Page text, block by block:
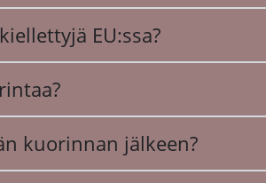
EU:ssa?
kuorinnan jälkeen?